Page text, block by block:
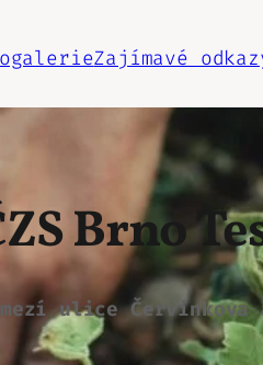
Zajímavé
Brno
ulice Červinkova